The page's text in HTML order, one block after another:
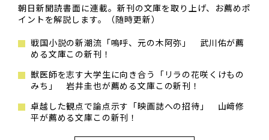
朝日新聞読書面に連載。新刊の文庫を取り上げ、お薦めポ
イントを解説します。（随時更新）
戦国小説の新潮流「嗚呼、元の木阿弥」 武川佑が薦
める文庫この新刊！
獣医師を志す大学生に向き合う「リラの花咲くけもの
みち」 岩井圭也が薦める文庫この新刊！
卓越した観点で論点示す「映画誌への招待」 山﨑修
平が薦める文庫この新刊！